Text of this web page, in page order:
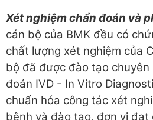
Xét nghiệm chẩn đoán và
cán bộ của BMK đều có
chất lượng xét nghiệm của
bộ đã được đào tạo
đoán IVD - In Vitro
chuẩn hóa công tác xét
bệnh và đào tạo, đơn vị